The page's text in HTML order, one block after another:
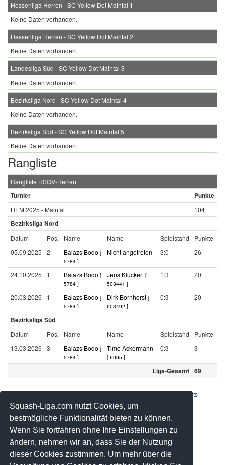
Squash-Liga.com nutzt Cookies, um
bestmögliche Funktionalität bieten zu können.
Wenn Sie fortfahren ohne Ihre Einstellungen zu
ändern, nehmen wir an, dass Sie der Nutzung
dieser Cookies zustimmen. Um mehr über die
Hessenliga Herren - SC Yellow Dot Maintal 1
Keine Daten vorhanden.
Hessenliga Herren - SC Yellow Dot Maintal 2
Keine Daten vorhanden.
Landesliga Süd - SC Yellow Dot Maintal 3
Keine Daten vorhanden.
Bezirksliga Nord - SC Yellow Dot Maintal 4
Keine Daten vorhanden.
Bezirksliga Süd - SC Yellow Dot Maintal 5
Keine Daten vorhanden.
Rangliste
Rangliste HSQV-Herren
Turnier Punkte
HEM 2025 - Maintal 104
Bezirksliga Nord
Datum Pos. Name Name Spielstand
Punkte
05.09.2025
2 Balazs Bodo [
5784 ]
Nicht angetreten 3:0 26
24.10.2025 1 Balazs Bodo [
5784 ]
Jens Kluckert [
503441 ]
1:3 20
20.03.2026 1 Balazs Bodo [
5784 ]
Dirk Bornhorst [
603492 ]
0:3 20
Bezirksliga Süd
Datum Pos. Name Name Spielstand
Punkte
13.03.2026
3 Balazs Bodo [
5784 ]
Timo Ackermann
[ 6095 ]
0:3 3
Liga-Gesamt 69
Werbung - Offizielle Pool Partner des deutschen Squashsports